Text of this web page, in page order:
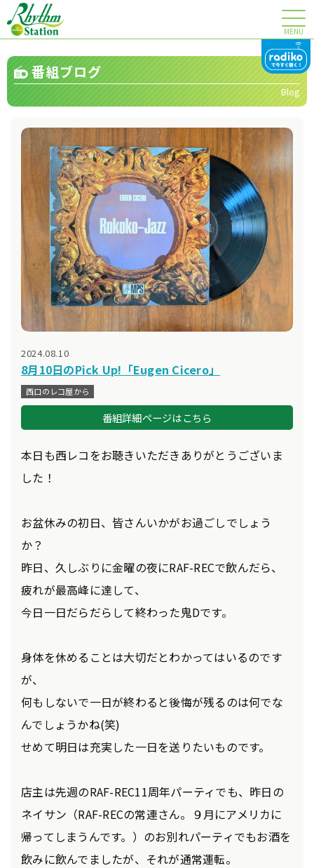
MENU
番組ブログ
Blog
2024.08.10
8月10日のPick Up!「Eugen Cicero」
西口のレコ屋から
番組詳細ページはこちら
本日も西レコをお聴きいただきありがとうございま
した！
お盆休みの初日、皆さんいかがお過ごしでしょう
か？
昨日、久しぶりに金曜の夜にRAF-RECで飲んだら、
疲れが最高峰に達して、
今日一日だらだらして終わった鬼Dです。
身体を休めることは大切だとわかってはいるのです
が、
何もしないで一日が終わると後悔が残るのは何でな
んでしょうかね(笑)
せめて明日は充実した一日を送りたいものです。
店主は先週のRAF-REC11周年パーティでも、昨日の
ネイサン（RAF-RECの常連さん。９月にアメリカに
帰ってしまうんです。）のお別れパーティでもお酒を
飲みに飲んでましたが、それが通常運転。